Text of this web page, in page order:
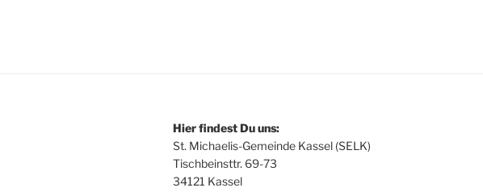
Hier findest Du uns:
St. Michaelis-Gemeinde Kassel (SELK)
Tischbeinsttr. 69-73
34121 Kassel